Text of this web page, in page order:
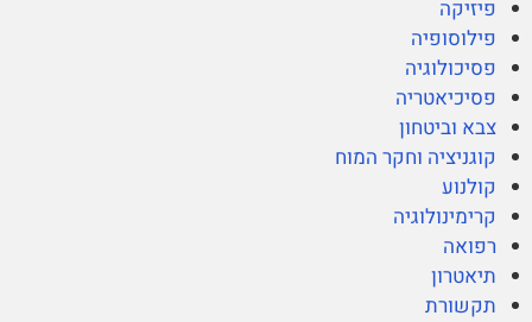
פיזיקה
פילוסופיה
פסיכולוגיה
פסיכיאטריה
צבא וביטחון
קוגניציה וחקר המוח
קולנוע
קרימינולוגיה
רפואה
תיאטרון
תקשורת